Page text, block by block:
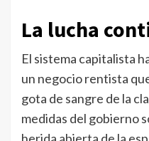
La lucha
El sistema capitalista
un negocio rentista
gota de sangre de la
medidas del gobierno